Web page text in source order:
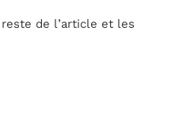
de l’article et les